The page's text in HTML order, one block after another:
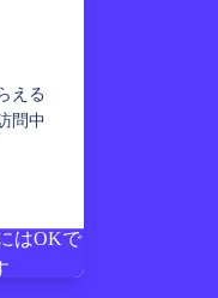
える
問中
はOKで